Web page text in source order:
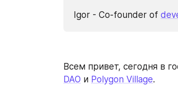
Igor - Co-founder of
Всем привет, сегодня в
DAO и Polygon Village.